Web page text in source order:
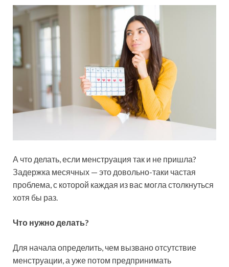
А что делать, если менструация так и не пришла?
Задержка месячных — это довольно-таки частая
проблема, с которой каждая из вас могла столкнуться
хотя бы раз.
Что нужно делать?
Для начала определить, чем вызвано отсутствие
менструации, а уже потом предпринимать